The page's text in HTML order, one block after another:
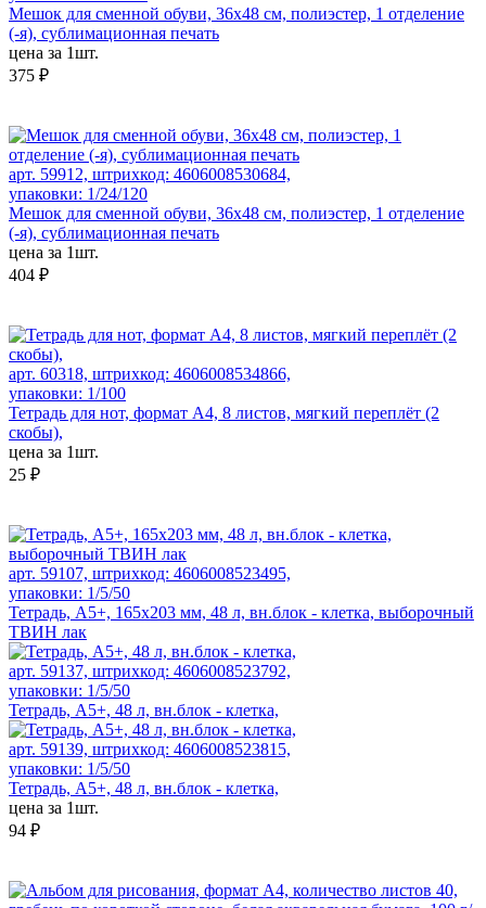
Мешок для сменной обуви, 36х48 см, полиэстер, 1 отделение
(-я), сублимационная печать
цена за 1шт.
375 ₽
арт. 59912, штрихкод: 4606008530684,
упаковки: 1/24/120
Мешок для сменной обуви, 36х48 см, полиэстер, 1 отделение
(-я), сублимационная печать
цена за 1шт.
404 ₽
арт. 60318, штрихкод: 4606008534866,
упаковки: 1/100
Тетрадь для нот, формат А4, 8 листов, мягкий переплёт (2
скобы),
цена за 1шт.
25 ₽
арт. 59107, штрихкод: 4606008523495,
упаковки: 1/5/50
Тетрадь, А5+, 165х203 мм, 48 л, вн.блок - клетка, выборочный
ТВИН лак
арт. 59137, штрихкод: 4606008523792,
упаковки: 1/5/50
Тетрадь, А5+, 48 л, вн.блок - клетка,
арт. 59139, штрихкод: 4606008523815,
упаковки: 1/5/50
Тетрадь, А5+, 48 л, вн.блок - клетка,
цена за 1шт.
94 ₽